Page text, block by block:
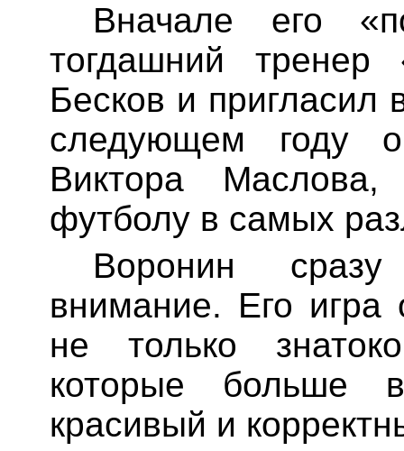
Вначале его
тогдашний тренер
Бесков и пригласил
следующем году
Виктора
футболу в самых
Воронин
внимание. Его игра
не только
которые больше
красивый и